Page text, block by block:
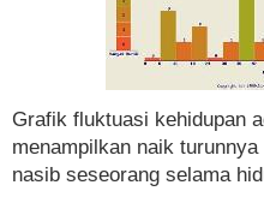
Grafik fluktuasi kehidupan
menampilkan naik
nasib seseorang selama